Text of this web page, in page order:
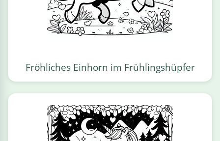
Fröhliches Einhorn im Frühlingshüpfer